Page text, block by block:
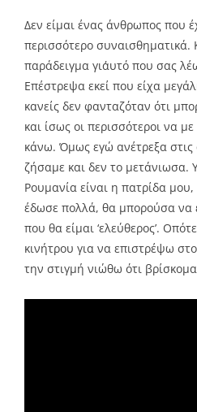
Δεν είμαι ένας άνθρωπος που
περισσότερο συναισθηματικά.
παράδειγμα γι΄αυτό που σας
Επέστρεψα εκεί που είχα
κανείς δεν φανταζόταν ότι
και ίσως οι περισσότεροι να
κάνω. Όμως εγώ ανέτρεξα στις
ζήσαμε και δεν το μετάνιωσα.
Ρουμανία είναι η πατρίδα
έδωσε πολλά, θα μπορούσα να
που θα είμαι ‘ελεύθερος’.
κινήτρου για να επιστρέψω
την στιγμή νιώθω ότι